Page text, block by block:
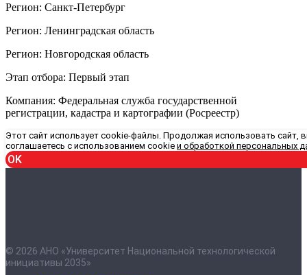
Регион: Санкт-Петербург
Регион: Ленинградская область
Регион: Новгородская область
Этап отбора: Первый этап
Компания: Федеральная служба государственной
регистрации, кадастра и картографии (Росреестр)
Этот сайт использует cookie-файлы. Продолжая использовать сайт,
соглашаетесь с использованием cookie и обработкой персональных
OK
© 2026 АНО «Университет Национальной технологической
инициативы 2035»